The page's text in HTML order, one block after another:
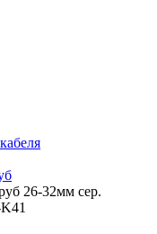
26-32мм сер.